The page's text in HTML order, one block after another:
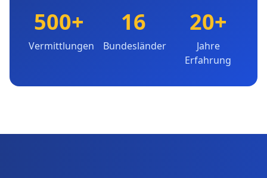
500+
Vermittlungen
16
Bundesländer
20+
Jahre
Erfahrung